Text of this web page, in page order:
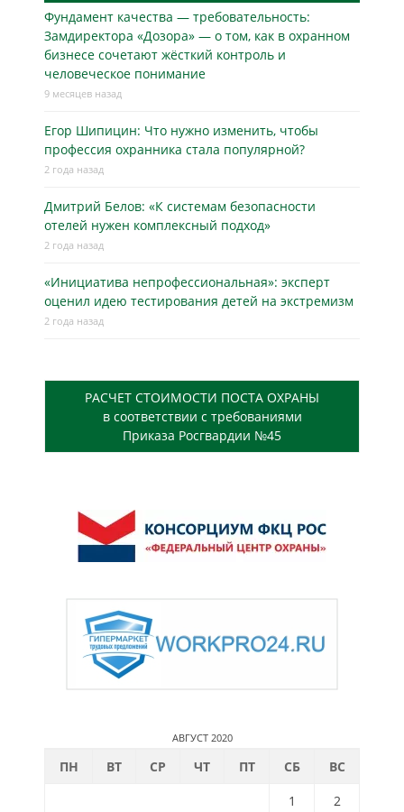
Фундамент качества — требовательность:
Замдиректора «Дозора» — о том, как в охранном
бизнесe сочетают жёсткий контроль и
человеческое понимание
9 месяцев назад
Егор Шипицин: Что нужно изменить, чтобы
профессия охранника стала популярной?
2 года назад
Дмитрий Белов: «К системам безопасности
отелей нужен комплексный подход»
2 года назад
«Инициатива непрофессиональная»: эксперт
оценил идею тестирования детей на экстремизм
2 года назад
РАСЧЕТ СТОИМОСТИ ПОСТА ОХРАНЫ
в соответствии с требованиями
Приказа Росгвардии №45
АВГУСТ 2020
ПН ВТ СР ЧТ ПТ СБ
ВС
1
2